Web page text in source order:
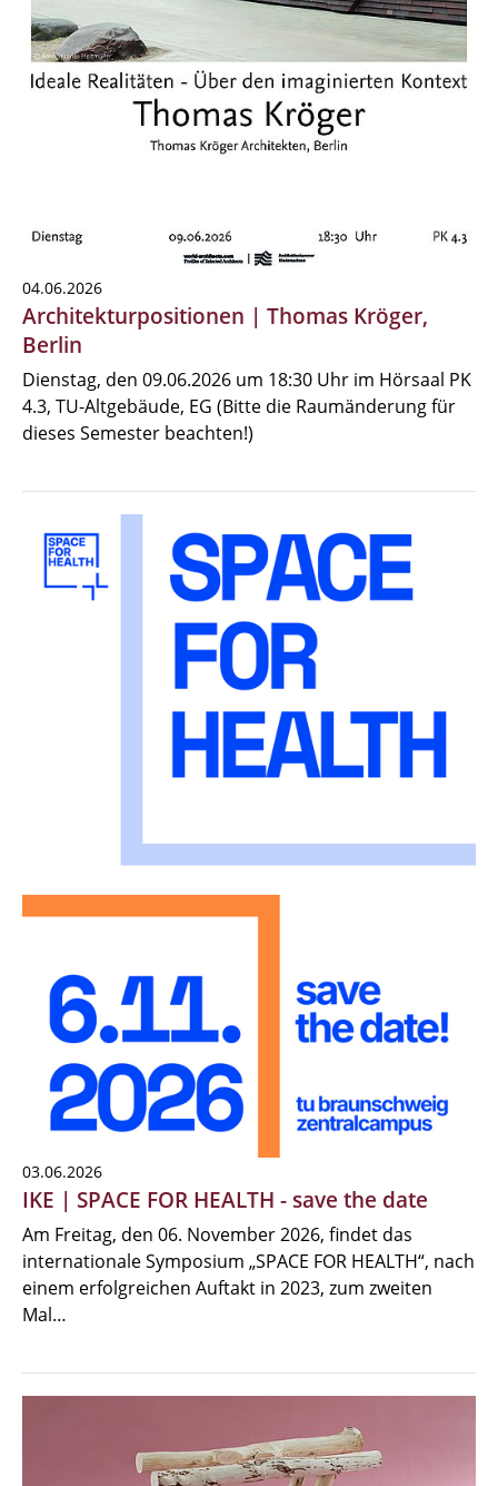
04.06.2026
Architekturpositionen | Thomas Kröger,
Berlin
Dienstag, den 09.06.2026 um 18:30 Uhr im Hörsaal PK
4.3, TU-Altgebäude, EG (Bitte die Raumänderung für
dieses Semester beachten!)
03.06.2026
IKE | SPACE FOR HEALTH - save the date
Am Freitag, den 06. November 2026, findet das
internationale Symposium „SPACE FOR HEALTH“, nach
einem erfolgreichen Auftakt in 2023, zum zweiten
Mal…